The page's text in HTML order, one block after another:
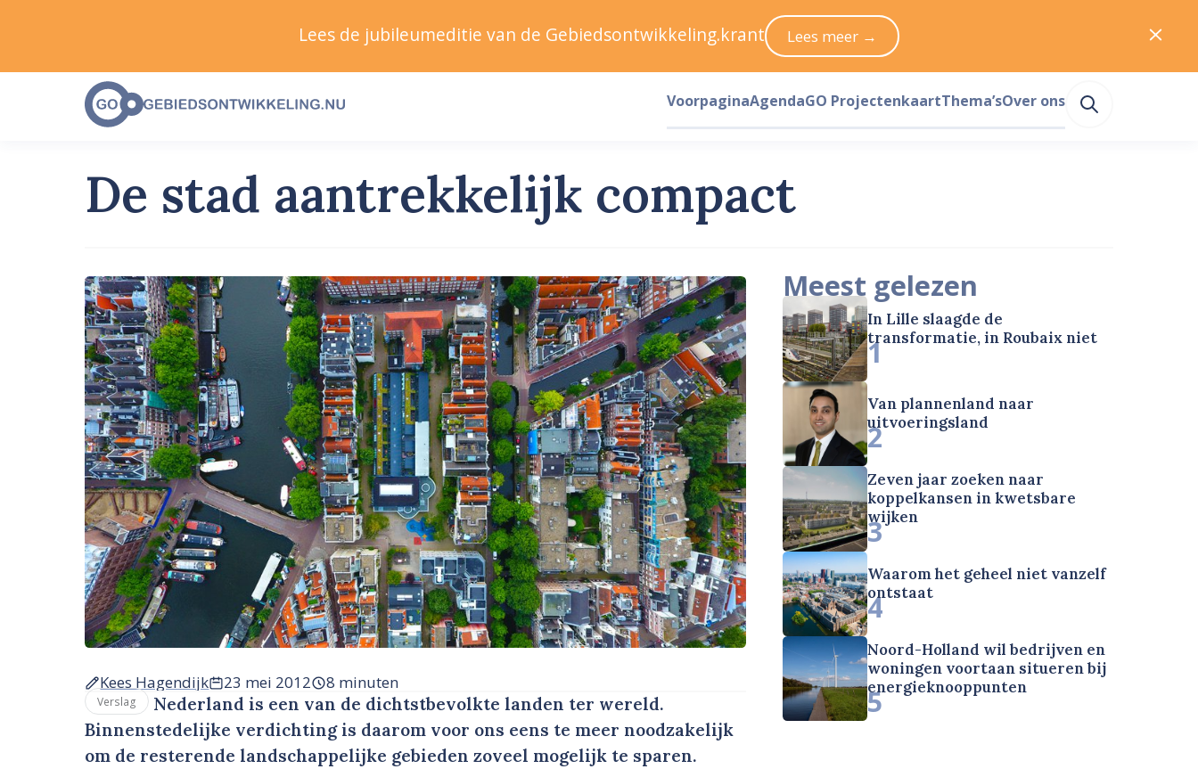
De stad aantrekkelijk compact
Kees Hagendijk 23 mei 2012 8 minuten
Verslag
Nederland is een van de dichtstbevolkte landen ter wereld.
Binnenstedelijke verdichting is daarom voor ons eens te meer noodzakelijk
om de resterende landschappelijke gebieden zoveel mogelijk te sparen.
Meest gelezen
In Lille slaagde de
transformatie, in Roubaix niet
1
Van plannenland naar
uitvoeringsland
2
Zeven jaar zoeken naar
koppelkansen in kwetsbare
wijken
3
Waarom het geheel niet vanzelf
ontstaat
4
Noord-Holland wil bedrijven en
woningen voortaan situeren bij
energieknooppunten
5
Lees de jubileumeditie van de Gebiedsontwikkeling.krant Lees meer →
VoorpaginaAgendaGO ProjectenkaartThema’sOver ons